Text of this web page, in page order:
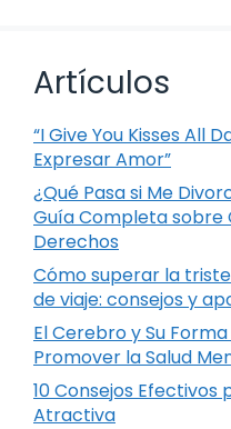
Artículos
“I Give You Kisses All
Expresar Amor”
¿Qué Pasa si Me
Guía Completa sobre
Derechos
Cómo superar la
de viaje: consejos y
El Cerebro y Su
Promover la Salud
10 Consejos Efectivos
Atractiva